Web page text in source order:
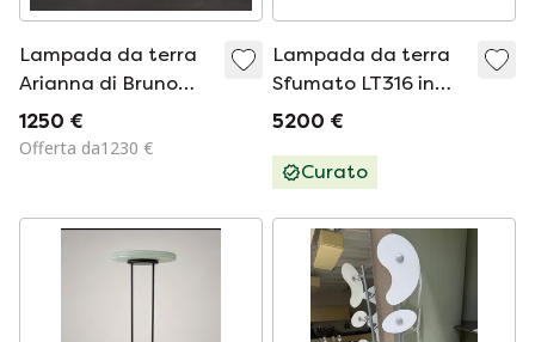
Lampada da terra
Arianna di Bruno
Gecchelin per Oluce,
Italia, anni '70.
1250 €
Offerta da1230 €
Lampada da terra
Sfumato LT316 in
vetro di Murano,
Nason per
5200 €
Curato